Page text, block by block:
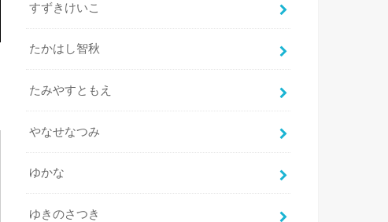
すずきけいこ
たかはし智秋
たみやすともえ
やなせなつみ
ゆかな
ゆきのさつき